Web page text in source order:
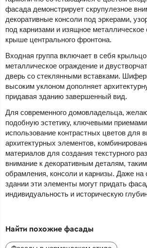
фасада демонстрирует скрупулезное
декоративные консоли под эркерами,
под карнизами и изящное металлическое
крыше центрального фронтона.
Входная группа включает в себя
металлическое ограждение и
дверь со стеклянными вставками.
высоким уклоном дополняет
придавая зданию завершенный вид.
Для современного домовладельца,
подобную эстетику, ключевыми приемами
использование контрастных цветов для
архитектурных элементов,
материалов для создания текстурного
внимание к декоративным деталям,
обрамления, консоли и карнизы. Даже на
здании эти элементы могут придать
индивидуальность и историческую
Найти похожие фасады